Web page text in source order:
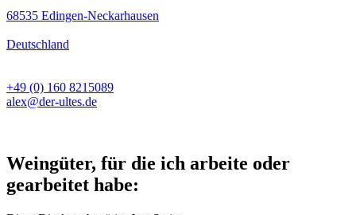
68535 Edingen-Neckarhausen
Deutschland
+49 (0) 160 8215089
alex@der-ultes.de
Weingüter, für die ich arbeite oder
gearbeitet habe: